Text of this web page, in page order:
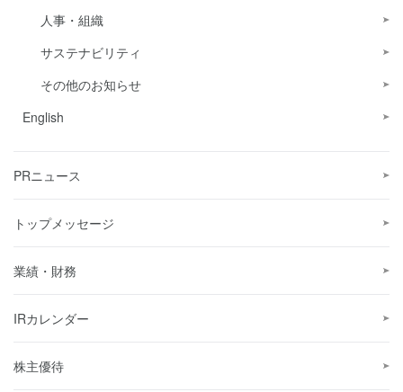
人事・組織
サステナビリティ
その他のお知らせ
English
PRニュース
トップメッセージ
業績・財務
IRカレンダー
株主優待